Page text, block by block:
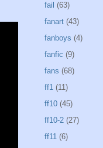
fail (63)
fanart (43)
fanboys (4)
fanfic (9)
fans (68)
ff1 (11)
ff10 (45)
ff10-2 (27)
ff11 (6)